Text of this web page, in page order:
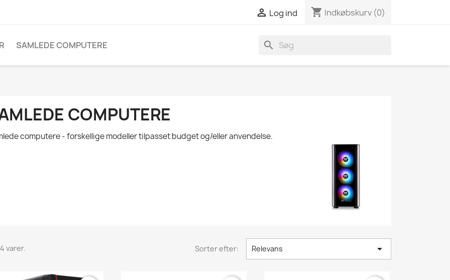
 Log ind shopping_cart Indkøbskurv (0)
SAMLEDE COMPUTERE search
COMPUTERE
computere - forskellige modeller tilpasset budget og/eller anvendelse.
varer. Sorter efter: Relevans 